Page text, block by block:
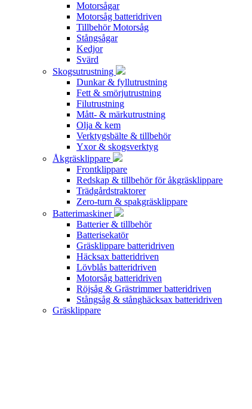
Motorsågar
Motorsåg batteridriven
Tillbehör Motorsåg
Stångsågar
Kedjor
Svärd
Skogsutrustning
Dunkar & fyllutrustning
Fett & smörjutrustning
Filutrustning
Mått- & märkutrustning
Olja & kem
Verktygsbälte & tillbehör
Yxor & skogsverktyg
Åkgräsklippare
Frontklippare
Redskap & tillbehör för åkgräsklippare
Trädgårdstraktorer
Zero-turn & spakgräsklippare
Batterimaskiner
Batterier & tillbehör
Batterisekatör
Gräsklippare batteridriven
Häcksax batteridriven
Lövblås batteridriven
Motorsåg batteridriven
Röjsåg & Grästrimmer batteridriven
Stångsåg & stånghäcksax batteridriven
Gräsklippare